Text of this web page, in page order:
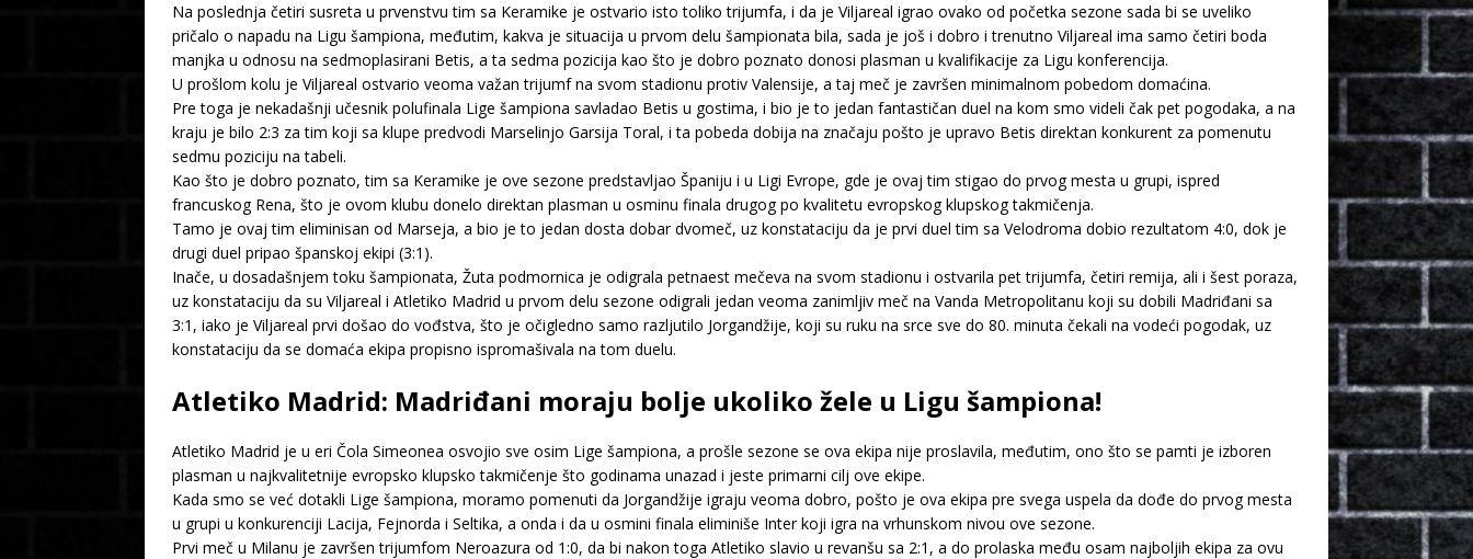
Na poslednja četiri susreta u prvenstvu tim sa Keramike je ostvario isto toliko trijumfa, i da je Viljareal igrao ovako od početka sezone sada bi se uveliko
pričalo o napadu na Ligu šampiona, međutim, kakva je situacija u prvom delu šampionata bila, sada je još i dobro i trenutno Viljareal ima samo četiri boda
manjka u odnosu na sedmoplasirani Betis, a ta sedma pozicija kao što je dobro poznato donosi plasman u kvalifikacije za Ligu konferencija.
U prošlom kolu je Viljareal ostvario veoma važan trijumf na svom stadionu protiv Valensije, a taj meč je završen minimalnom pobedom domaćina.
Pre toga je nekadašnji učesnik polufinala Lige šampiona savladao Betis u gostima, i bio je to jedan fantastičan duel na kom smo videli čak pet pogodaka, a na
kraju je bilo 2:3 za tim koji sa klupe predvodi Marselinjo Garsija Toral, i ta pobeda dobija na značaju pošto je upravo Betis direktan konkurent za pomenutu
sedmu poziciju na tabeli.
Kao što je dobro poznato, tim sa Keramike je ove sezone predstavljao Španiju i u Ligi Evrope, gde je ovaj tim stigao do prvog mesta u grupi, ispred
francuskog Rena, što je ovom klubu donelo direktan plasman u osminu finala drugog po kvalitetu evropskog klupskog takmičenja.
Tamo je ovaj tim eliminisan od Marseja, a bio je to jedan dosta dobar dvomeč, uz konstataciju da je prvi duel tim sa Velodroma dobio rezultatom 4:0, dok je
drugi duel pripao španskoj ekipi (3:1).
Inače, u dosadašnjem toku šampionata, Žuta podmornica je odigrala petnaest mečeva na svom stadionu i ostvarila pet trijumfa, četiri remija, ali i šest poraza,
uz konstataciju da su Viljareal i Atletiko Madrid u prvom delu sezone odigrali jedan veoma zanimljiv meč na Vanda Metropolitanu koji su dobili Madriđani sa
3:1, iako je Viljareal prvi došao do vođstva, što je očigledno samo razljutilo Jorgandžije, koji su ruku na srce sve do 80. minuta čekali na vodeći pogodak, uz
konstataciju da se domaća ekipa propisno ispromašivala na tom duelu.
Atletiko Madrid: Madriđani moraju bolje ukoliko žele u Ligu šampiona!
Atletiko Madrid je u eri Čola Simeonea osvojio sve osim Lige šampiona, a prošle sezone se ova ekipa nije proslavila, međutim, ono što se pamti je izboren
plasman u najkvalitetnije evropsko klupsko takmičenje što godinama unazad i jeste primarni cilj ove ekipe.
Kada smo se već dotakli Lige šampiona, moramo pomenuti da Jorgandžije igraju veoma dobro, pošto je ova ekipa pre svega uspela da dođe do prvog mesta
u grupi u konkurenciji Lacija, Fejnorda i Seltika, a onda i da u osmini finala eliminiše Inter koji igra na vrhunskom nivou ove sezone.
Prvi meč u Milanu je završen trijumfom Neroazura od 1:0, da bi nakon toga Atletiko slavio u revanšu sa 2:1, a do prolaska među osam najboljih ekipa za ovu